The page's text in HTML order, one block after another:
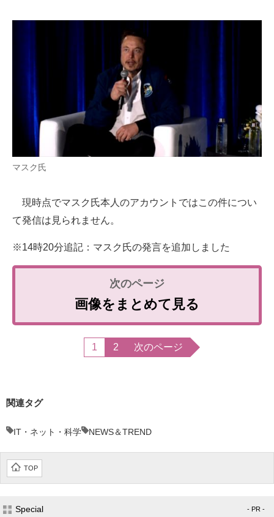
マスク氏
現時点でマスク氏本人のアカウントではこの件につい
て発信は見られません。
※14時20分追記：マスク氏の発言を追加しました
画像をまとめて見る
1 2 次のページ
関連タグ
IT・ネット・科学 NEWS＆TREND
TOP
Special - PR -